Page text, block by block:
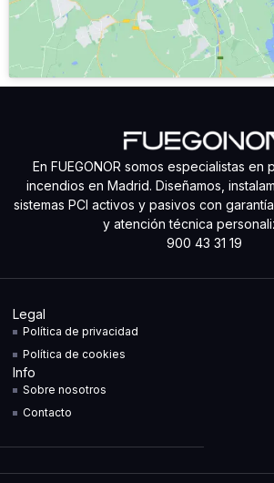
En FUEGONOR somos especialistas en
incendios en Madrid. Diseñamos,
sistemas PCI activos y pasivos con
y atención técnica
900 43 31 19
Legal
Política de privacidad
Política de cookies
Info
Sobre nosotros
Contacto